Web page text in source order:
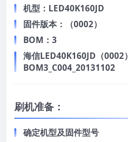
机型：LED40K160JD
固件版本：（0002）
BOM：3
海信LED40K160JD（0002）
BOM3_C004_20131102
刷机准备：
确定机型及固件型号